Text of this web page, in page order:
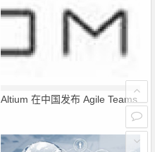
Altium 在中国发布 Agile Teams